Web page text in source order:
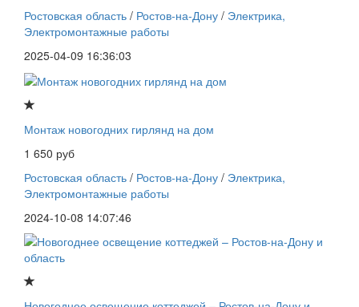
Ростовская область / Ростов-на-Дону / Электрика,
Электромонтажные работы
2025-04-09 16:36:03
Монтаж новогодних гирлянд на дом
1 650 руб
Ростовская область / Ростов-на-Дону / Электрика,
Электромонтажные работы
2024-10-08 14:07:46